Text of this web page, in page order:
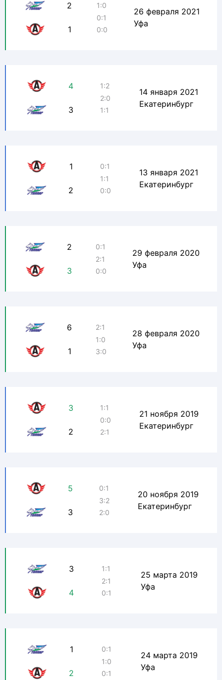
2
1
1:0
0:1
0:0
26 февраля 2021
Уфа
4
3
1:2
2:0
1:1
14 января 2021
Екатеринбург
1
2
0:1
1:1
0:0
13 января 2021
Екатеринбург
2
3
0:1
2:1
0:0
29 февраля 2020
Уфа
6
1
2:1
1:0
3:0
28 февраля 2020
Уфа
3
2
1:1
0:0
2:1
21 ноября 2019
Екатеринбург
5
3
0:1
3:2
2:0
20 ноября 2019
Екатеринбург
3
4
1:1
2:1
0:1
25 марта 2019
Уфа
1
2
0:1
1:0
0:1
24 марта 2019
Уфа